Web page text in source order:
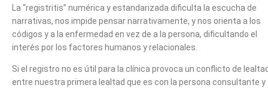
La “registritis” numérica y estandarizada dificulta la escucha de
narrativas, nos impide pensar narrativamente, y nos orienta a los
códigos y a la enfermedad en vez de a la persona, dificultando el
interés por los factores humanos y relacionales.
Si el registro no es útil para la clínica provoca un conflicto de
entre nuestra primera lealtad que es con la persona consultante y